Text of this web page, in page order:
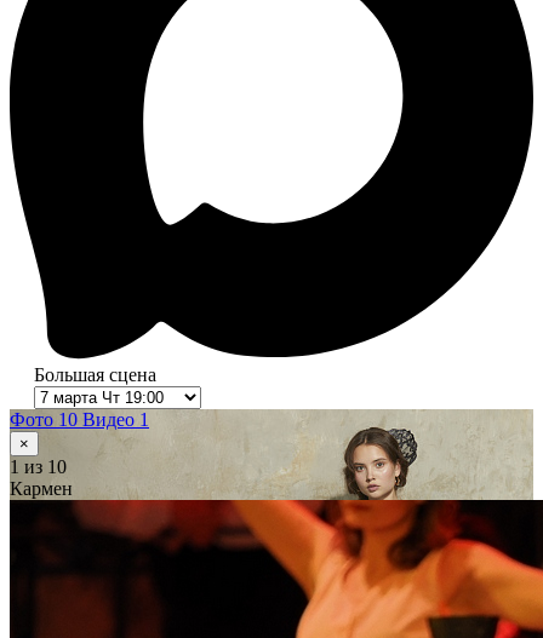
Большая сцена
Фото 10 Видео 1
×
1 из 10
Кармен